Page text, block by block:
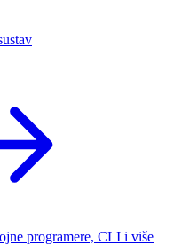
programere, CLI i više